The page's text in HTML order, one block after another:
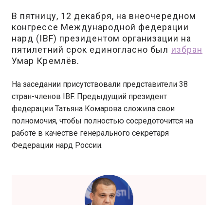
В пятницу, 12 декабря, на внеочередном
конгрессе Международной федерации
нард (IBF) президентом организации на
пятилетний срок единогласно был избран
Умар Кремлёв.
На заседании присутствовали представители 38
стран-членов IBF. Предыдущий президент
федерации Татьяна Комарова сложила свои
полномочия, чтобы полностью сосредоточится на
работе в качестве генерального секретаря
Федерации нард России.